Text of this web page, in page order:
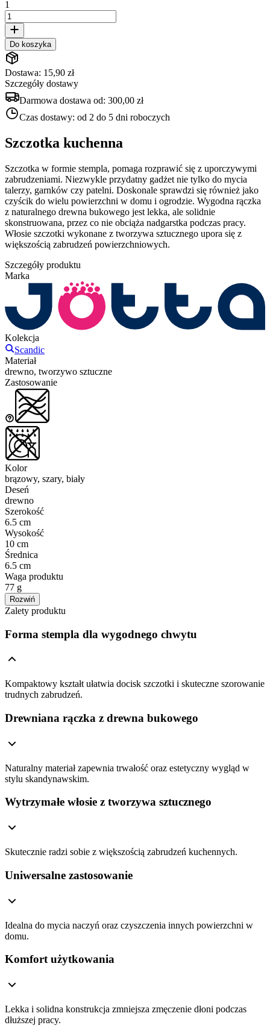
1
Do koszyka
Dostawa: 15,90 zł
Szczegóły dostawy
Darmowa dostawa od: 300,00 zł
Czas dostawy: od 2 do 5 dni roboczych
Szczotka kuchenna
Szczotka w formie stempla, pomaga rozprawić się z uporczywymi
zabrudzeniami. Niezwykle przydatny gadżet nie tylko do mycia
talerzy, garnków czy patelni. Doskonale sprawdzi się również jako
czyścik do wielu powierzchni w domu i ogrodzie. Wygodna rączka
z naturalnego drewna bukowego jest lekka, ale solidnie
skonstruowana, przez co nie obciąża nadgarstka podczas pracy.
Włosie szczotki wykonane z tworzywa sztucznego upora się z
większością zabrudzeń powierzchniowych.
Szczegóły produktu
Marka
Kolekcja
Scandic
Materiał
drewno, tworzywo sztuczne
Zastosowanie
Kolor
brązowy, szary, biały
Deseń
drewno
Szerokość
6.5 cm
Wysokość
10 cm
Średnica
6.5 cm
Waga produktu
77 g
Rozwiń
Zalety produktu
Forma stempla dla wygodnego chwytu
Kompaktowy kształt ułatwia docisk szczotki i skuteczne szorowanie
trudnych zabrudzeń.
Drewniana rączka z drewna bukowego
Naturalny materiał zapewnia trwałość oraz estetyczny wygląd w
stylu skandynawskim.
Wytrzymałe włosie z tworzywa sztucznego
Skutecznie radzi sobie z większością zabrudzeń kuchennych.
Uniwersalne zastosowanie
Idealna do mycia naczyń oraz czyszczenia innych powierzchni w
domu.
Komfort użytkowania
Lekka i solidna konstrukcja zmniejsza zmęczenie dłoni podczas
dłuższej pracy.